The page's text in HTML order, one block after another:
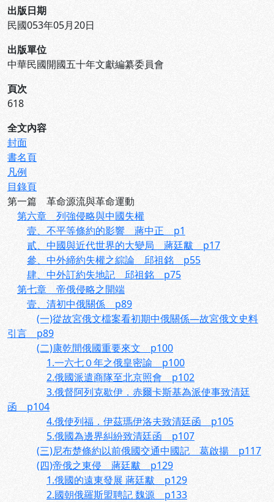
出版日期
民國053年05月20日
出版單位
中華民國開國五十年文獻編纂委員會
頁次
618
全文內容
封面
書名頁
凡例
目錄頁
第一篇 革命源流與革命運動
第六章 列強侵略與中國失權
壹、不平等條約的影響 蔣中正 p1
貳、中國與近代世界的大變局 蔣廷黻 p17
參、中外締約失權之綜論 邱祖銘 p55
肆、中外訂約失地記 邱祖銘 p75
第七章 帝俄侵略之開端
壹、清初中俄關係 p89
(一)從故宮俄文檔案看初期中俄關係—故宮俄文史料
引言 p89
(二)康乾間俄國重要來文 p100
1.一六七０年之俄皇密諭 p100
2.俄國派遣商隊至北京照會 p102
3.俄督阿列克歇伊．赤爾卡斯基為派使事致清廷
函 p104
4.俄使列福．伊茲瑪伊洛夫致清廷函 p105
5.俄國為邊界糾紛致清廷函 p107
(三)尼布楚條約以前俄國交通中國記 葛啟揚 p117
(四)帝俄之東侵 蔣廷黻 p129
1.俄國的遠東發展 蔣廷黻 p129
2.國朝俄羅斯盟聘記 魏源 p133